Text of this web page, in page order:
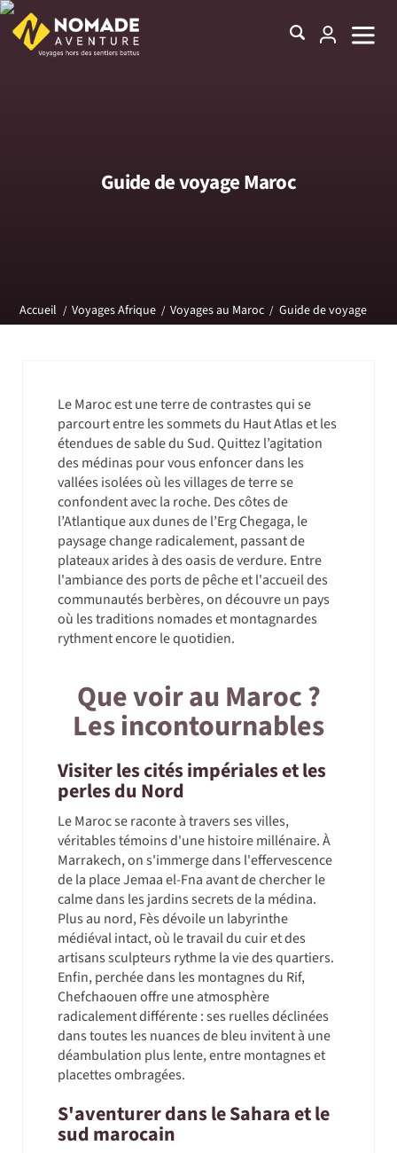
Guide de voyage Maroc
Accueil Voyages Afrique Voyages au Maroc Guide de voyage
Le Maroc est une terre de contrastes qui se
parcourt entre les sommets du Haut Atlas et les
étendues de sable du Sud. Quittez l’agitation
des médinas pour vous enfoncer dans les
vallées isolées où les villages de terre se
confondent avec la roche. Des côtes de
l’Atlantique aux dunes de l’Erg Chegaga, le
paysage change radicalement, passant de
plateaux arides à des oasis de verdure. Entre
l'ambiance des ports de pêche et l'accueil des
communautés berbères, on découvre un pays
où les traditions nomades et montagnardes
rythment encore le quotidien.
Que voir au Maroc ?
Les incontournables
Visiter les cités impériales et les
perles du Nord
Le Maroc se raconte à travers ses villes,
véritables témoins d'une histoire millénaire. À
Marrakech, on s'immerge dans l'effervescence
de la place Jemaa el-Fna avant de chercher le
calme dans les jardins secrets de la médina.
Plus au nord, Fès dévoile un labyrinthe
médiéval intact, où le travail du cuir et des
artisans sculpteurs rythme la vie des quartiers.
Enfin, perchée dans les montagnes du Rif,
Chefchaouen offre une atmosphère
radicalement différente : ses ruelles déclinées
dans toutes les nuances de bleu invitent à une
déambulation plus lente, entre montagnes et
placettes ombragées.
S'aventurer dans le Sahara et le
sud marocain